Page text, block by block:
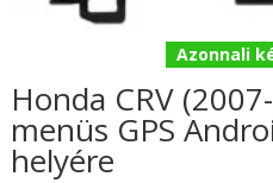
Azonnali
Honda CRV
menüs GPS
helyére